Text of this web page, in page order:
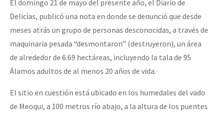
El domingo 21 de mayo del presente año, el Diario de
Delicias, publicó una nota en donde se denunció que desde
meses atrás un grupo de personas desconocidas, a través de
maquinaria pesada “desmontaron” (destruyeron), un área
de alrededor de 6.69 hectáreas, incluyendo la tala de 95
Álamos adultos de al menos 20 años de vida.
El sitio en cuestión está ubicado en los humedales del vado
de Meoqui, a 100 metros río abajo, a la altura de los puentes